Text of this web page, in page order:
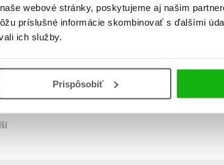
webové stránky, poskytujeme aj našim
príslušné informácie skombinovať s ďalšími
ich služby.
Prispôsobiť